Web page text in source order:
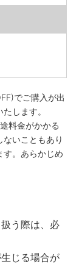
でご購入が出
します。
料金がかかる
いこともあり
す。あらかじめ
う際は、必
じる場合が